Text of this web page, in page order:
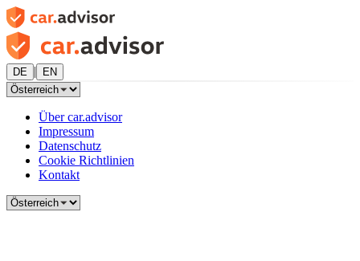
DE | EN
Über car.advisor
Impressum
Datenschutz
Cookie Richtlinien
Kontakt